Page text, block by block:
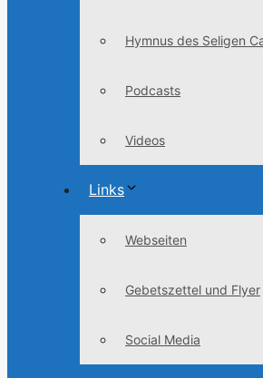
Hymnus des Seligen
Podcasts
Videos
Links
Webseiten
Gebetszettel und Flyer
Social Media